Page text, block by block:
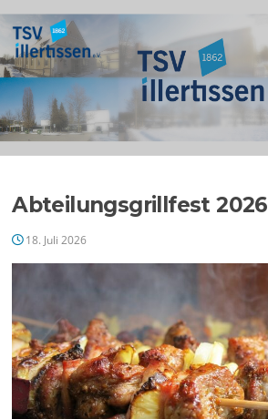
Inhalt
springen
Abteilungsgrillfest 2026
18. Juli 2026